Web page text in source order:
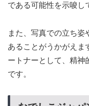
である可能性を示唆し
また、写真での立ち
あることがうかがえま
ートナーとして、精神
です。